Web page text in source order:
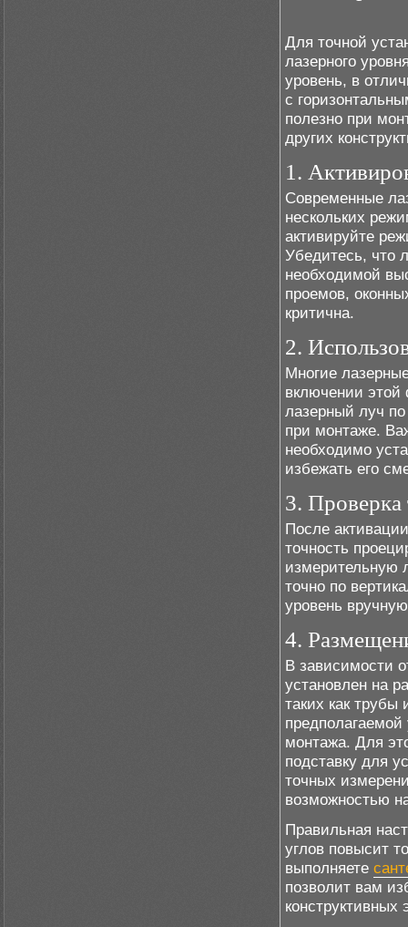
Для точной
лазерного
уровень, в
с
полезно при
других
1.
Современные
нескольких
активируйте
Убедитесь, что
необходимой
проемов,
критична.
2.
Многие
включении этой
лазерный луч
при монтаже.
необходимо
избежать его
3. Проверка
После
точность
измерительную
точно по
уровень
4.
В зависимости
установлен на
таких как
монтажа. Для
подставку для
точных
возможностью
Правильная
углов повысит
выполняете
позволит вам
конструктивных